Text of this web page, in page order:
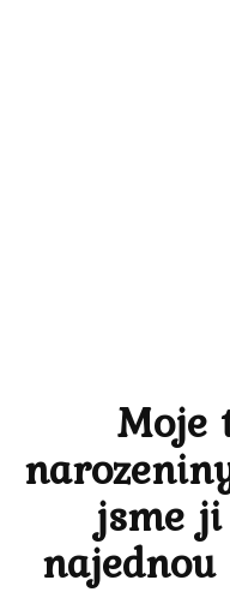
Moje
jsme